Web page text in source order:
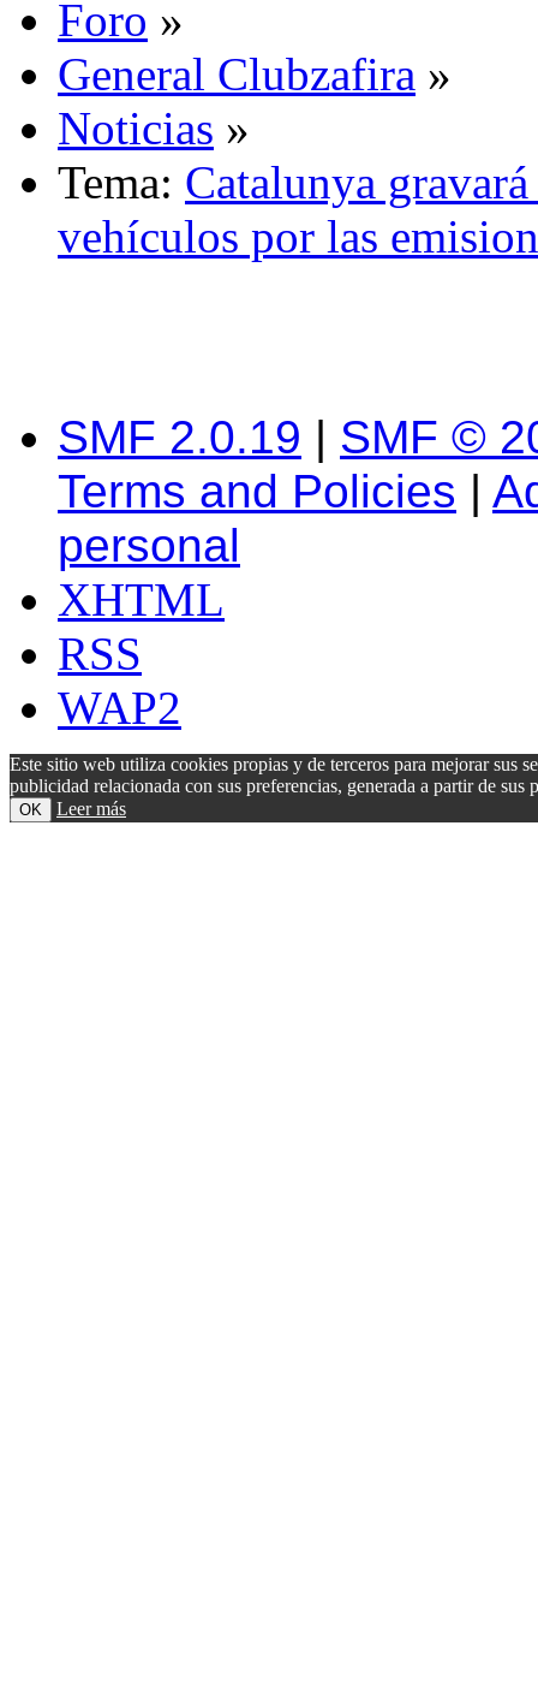
Foro »
General Clubzafira »
Noticias »
Tema: Catalunya
vehículos por las
SMF 2.0.19 | SMF ©
Terms and Policies |
personal
XHTML
RSS
WAP2
Este sitio web utiliza cookies propias y de terceros para mejorar sus
publicidad relacionada con sus preferencias, generada a partir de
OK Leer más